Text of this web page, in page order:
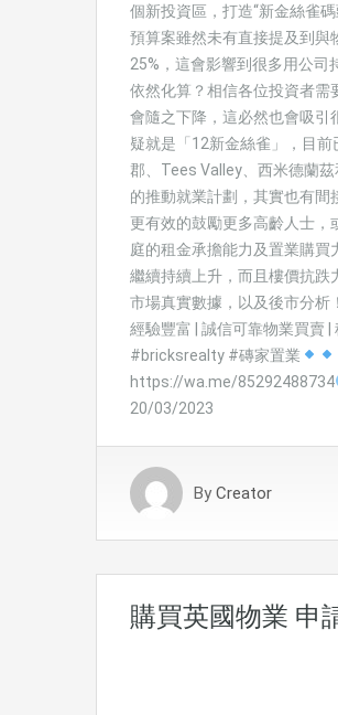
個新投資區，打造“新金絲雀
預算案雖然未有直接提及到與
25%，這會影響到很多用公
依然化算？相信各位投資者需
會隨之下降，這必然也會吸引
疑就是「12新金絲雀」，目
郡、Tees Valley、西米德蘭
的推動就業計劃，其實也有
更有效的鼓勵更多高齡人士，
庭的租金承擔能力及置業購買
繼續持續上升，而且樓價抗跌
市場真實數據，以及後市分析
經驗豐富 | 誠信可靠物業買賣
#bricksrealty #磚家置業
https://wa.me/85292488734
20/03/2023
By Creator
購買英國物業 申